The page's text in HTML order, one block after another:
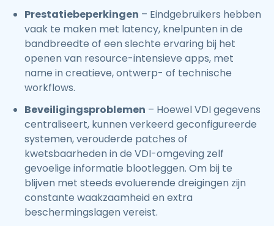
Prestatiebeperkingen – Eindgebruikers hebben
vaak te maken met latency, knelpunten in de
bandbreedte of een slechte ervaring bij het
openen van resource-intensieve apps, met
name in creatieve, ontwerp- of technische
workflows.
Beveiligingsproblemen – Hoewel VDI gegevens
centraliseert, kunnen verkeerd geconfigureerde
systemen, verouderde patches of
kwetsbaarheden in de VDI-omgeving zelf
gevoelige informatie blootleggen. Om bij te
blijven met steeds evoluerende dreigingen zijn
constante waakzaamheid en extra
beschermingslagen vereist.